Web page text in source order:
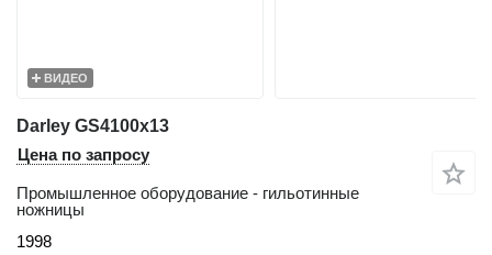
ВИДЕО
Darley GS4100x13
Цена по запросу
Промышленное оборудование - гильотинные
ножницы
1998